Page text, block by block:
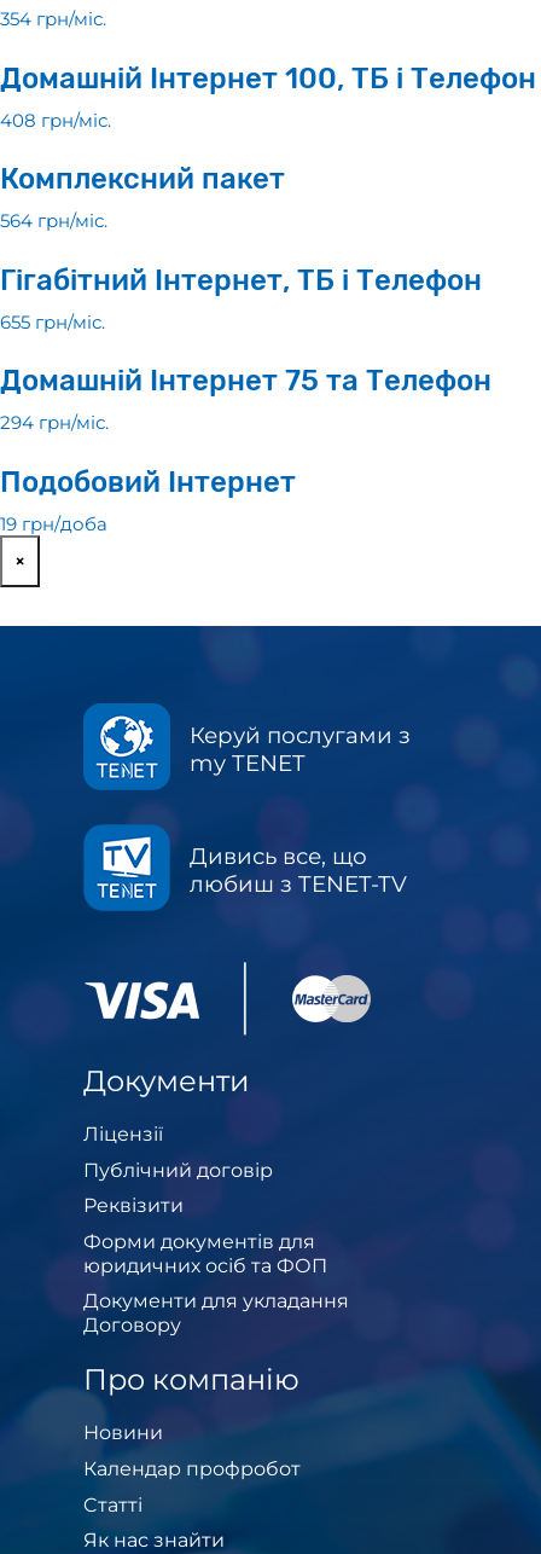
354 грн/мiс.
Домашній Інтернет 100, ТБ і Телефон
408 грн/мiс.
Комплексний пакет
564 грн/мiс.
Гігабітний Інтернет, ТБ і Телефон
655 грн/мiс.
Домашній Інтернет 75 та Телефон
294 грн/мiс.
Подобовий Інтернет
19 грн/доба
×
Керуй послугами з
my TENET
Дивись все, що
любиш з TENET-TV
Документи
Ліцензії
Публічний договір
Реквізити
Форми документів для
юридичних осіб та ФОП
Документи для укладання
Договору
Про компанію
Новини
Календар профробот
Cтатті
Як нас знайти